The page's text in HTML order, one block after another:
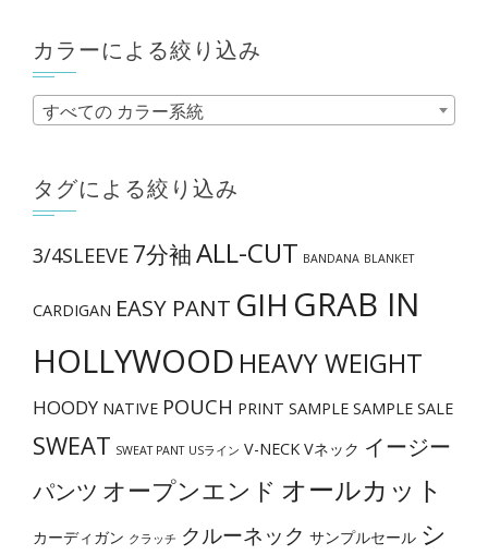
ン
は
商
ー
か
選
択
き
ま
カラーによる絞り込み
すべての カラー系統
タグによる絞り込み
3/4SLEEVE 7分袖ALL-CUT BANDANA BLANKET
CARDIGAN EASY PANT GIH GRAB IN
HOLLYWOOD HEAVY WEIGHT
HOODY NATIVE POUCH PRINT SAMPLE SAMPLE SALE
SWEAT SWEAT PANT USライン V-NECK Vネック イージー
パンツ オープンエンド オールカット
カーディガン クラッチ クルーネック サンプルセール シ